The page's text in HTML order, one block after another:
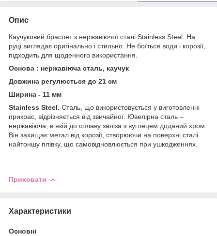
Опис
Каучуковий браслет з нержавіючої сталі Stainless Steel. На
руці виглядає оригінально і стильно. Не боїться води і корозії,
підходить для щоденного використання.
Основа : нержавіюча сталь, каучук
Довжина регулюється до 21 см
Ширина - 11 мм
Stainless Steel. Сталь, що використовується у виготовленні
прикрас, відрізняється від звичайної. Ювелірна сталь –
нержавіюча, в якій до сплаву заліза з вуглецем доданий хром.
Він захищає метал від корозії, створюючи на поверхні сталі
найтоншу плівку, що самовідновлюється при ушкодженнях.
Приховати
Характеристики
Основні